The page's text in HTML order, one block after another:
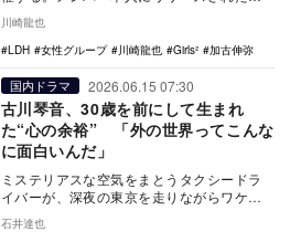
ての意…
川崎龍也
LDH
女性グループ 川崎龍也 Girls² 加古伸弥
国内ドラマ 2026.06.15 07:30
古川琴音、30歳を前にして生まれ
た“心の余裕” 「外の世界ってこんな
に面白いんだ」
ミステリアスな空気をまとうタクシードラ
イバーが、深夜の東京を走りながらワケあ
りな乗客たちの人生にそっと寄り添う。6月
1日よりスタ…
石井達也